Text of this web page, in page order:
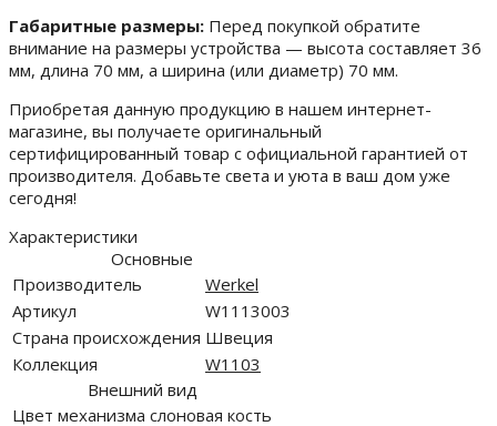
Габаритные размеры: Перед покупкой обратите
внимание на размеры устройства — высота составляет 36
мм, длина 70 мм, а ширина (или диаметр) 70 мм.
Приобретая данную продукцию в нашем интернет-
магазине, вы получаете оригинальный
сертифицированный товар с официальной гарантией от
производителя. Добавьте света и уюта в ваш дом уже
сегодня!
Характеристики
Основные
Производитель
Werkel
Артикул
W1113003
Страна происхождения Швеция
Коллекция
W1103
Внешний вид
Цвет механизма слоновая кость